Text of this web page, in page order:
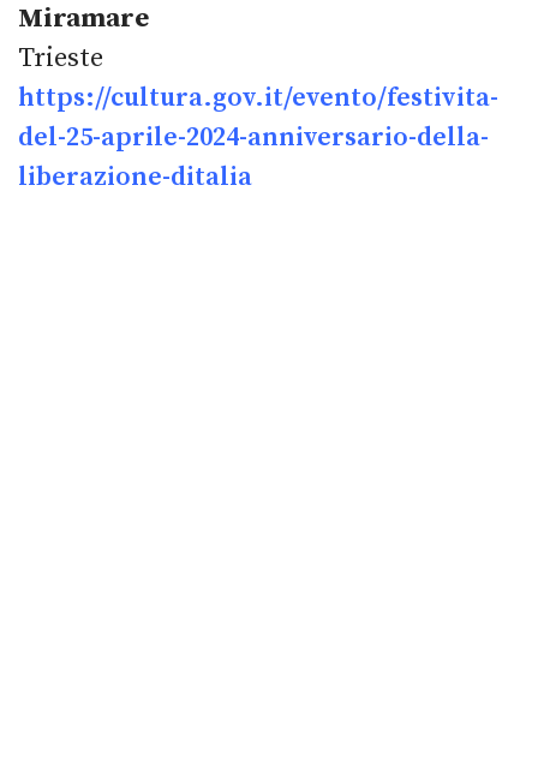
Miramare
Trieste
https://cultura.gov.it/evento/festivita-
del-25-aprile-2024-anniversario-della-
liberazione-ditalia